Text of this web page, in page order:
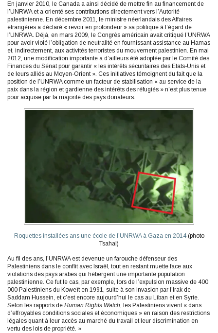
En janvier 2010, le Canada a ainsi décidé de mettre fin au financement de
l’UNRWA et a orienté ses contributions directement vers l’Autorité
palestinienne. En décembre 2011, le ministre néerlandais des Affaires
étrangères a déclaré « revoir en profondeur » sa politique à l’égard de
l’UNRWA. Déjà, en mars 2009, le Congrès américain avait critiqué l’UNRWA
pour avoir violé l’obligation de neutralité en fournissant assistance au Hamas
et, indirectement, aux activités terroristes du mouvement palestinien. En mai
2012, une modification importante a d’ailleurs été adoptée par le Comité des
Finances du Sénat pour garantir « les intérêts sécuritaires des Etats-Unis et
de leurs alliés au Moyen-Orient ». Ces initiatives témoignent du fait que la
position de l’UNRWA comme un facteur de stabilisation « au service de la
paix dans la région et gardienne des intérêts des réfugiés » n’est plus tenue
pour acquise par la majorité des pays donateurs.
Roquettes installées ans une école de l’UNRWA à Gaza en 2014(photo
Tsahal)
Au fil des ans, l’UNRWA est devenue un farouche défenseur des
Palestiniens dans le conflit avec Israël, tout en restant muette face aux
violations des pays arabes qui hébergent une importante population
palestinienne. Ce fut le cas, par exemple, lors de l’expulsion massive de 400
000 Palestiniens du Koweït en 1991, suite à son invasion par l’Irak de
Saddam Hussein, et c’est encore aujourd’hui le cas au Liban et en Syrie.
Selon les rapports de Human Rights Watch, les Palestiniens vivent « dans
d’effroyables conditions sociales et économiques » en raison des restrictions
légales quant à leur accès au marché du travail et leur discrimination en
vertu des lois de propriété. »